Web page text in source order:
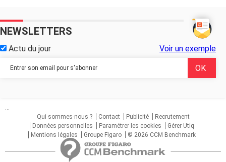
NEWSLETTERS
Actu du jour Voir un exemple
...
Qui sommes-nous ?
Contact Publicité
Recrutement
Données personnelles
Paramétrer les cookies
Gérer Utiq
Mentions légales
Groupe Figaro © 2026 CCM Benchmark